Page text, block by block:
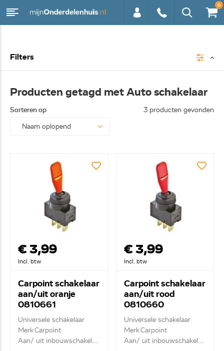
0
Filters
Producten getagd met Auto schakelaar
Sorteren op 3 producten gevonden
€ 3,99
Incl. btw
Carpoint schakelaar
aan/uit oranje
0810661
Universele schakelaar
Merk Carpoint
Aan/ uit inbouwschakel...
€ 3,99
Incl. btw
Carpoint schakelaar
aan/uit rood
0810660
Universele schakelaar
Merk Carpoint
Aan/ uit inbouwschakel...